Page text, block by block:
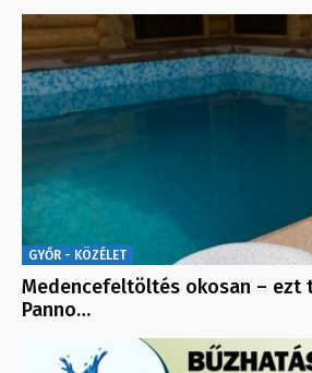
GYŐR - KÖZÉLET
Medencefeltöltés okosan – ezt
Panno…